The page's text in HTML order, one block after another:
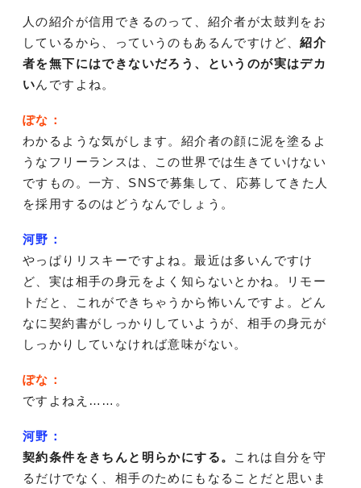
人の紹介が信用できるのって、紹介者が太鼓判をお
しているから、っていうのもあるんですけど、紹介
者を無下にはできないだろう、というのが実はデカ
いんですよね。
ぽな：
わかるような気がします。紹介者の顔に泥を塗るよ
うなフリーランスは、この世界では生きていけない
ですもの。一方、SNSで募集して、応募してきた人
を採用するのはどうなんでしょう。
河野：
やっぱりリスキーですよね。最近は多いんですけ
ど、実は相手の身元をよく知らないとかね。リモー
トだと、これができちゃうから怖いんですよ。どん
なに契約書がしっかりしていようが、相手の身元が
しっかりしていなければ意味がない。
ぽな：
ですよねえ……。
河野：
契約条件をきちんと明らかにする。 これは自分を守
るだけでなく、相手のためにもなることだと思いま